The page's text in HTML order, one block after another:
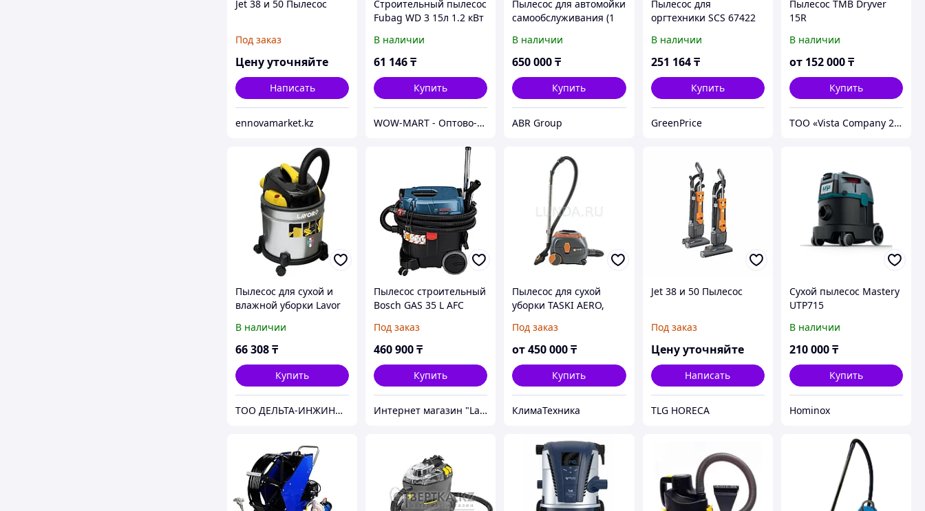
Jet 38 и 50 Пылесос
Под заказ
Цену уточняйте
Написать
ennovamarket.kz
Строительный пылесос
Fubag WD 3 15л 1.2 кВт
В наличии
61 146₸
Купить
WOW-MART - Оптово-розничный Склад - товары на заказ до двери
Пылесос для автомойки
самообслуживания (1
В наличии
650 000₸
Купить
ABR Group
Пылесос для
оргтехники SCS 67422
В наличии
251 164 ₸
Купить
GreenPrice
Пылесос TMB Dryver
15R
В наличии
от 152 000₸
Купить
ТОО «Vista Company 2010»
Пылесос для сухой и
влажной уборки Lavor
В наличии
66 308₸
Купить
ТОО ДЕЛЬТА-ИНЖИНИРИНГ | Оборудование и станки из России без посредников
Пылесос строительный
Bosch GAS 35 L AFC
Под заказ
460 900₸
Купить
Интернет магазин "LaROCHE Construction Services" строительная компания
Пылесос для сухой
уборки TASKI AERO,
Под заказ
от450 000₸
Купить
КлимаТехника
Jet 38 и 50 Пылесос
Под заказ
Цену уточняйте
Написать
TLG HORECA
Сухой пылесос Mastery
UTP715
В наличии
210 000₸
Купить
Hominox